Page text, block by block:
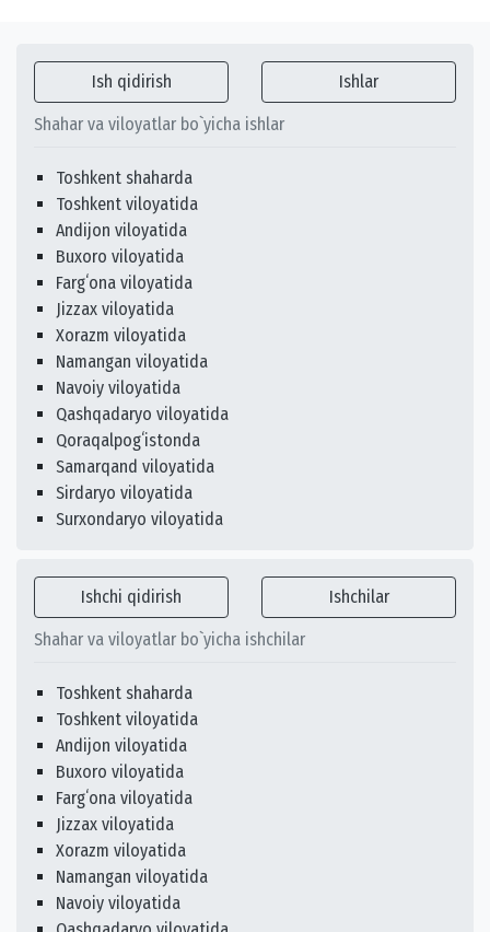
Ish qidirish Ishlar
Shahar va viloyatlar bo`yicha ishlar
Toshkent shaharda
Toshkent viloyatida
Andijon viloyatida
Buxoro viloyatida
Fargʻona viloyatida
Jizzax viloyatida
Xorazm viloyatida
Namangan viloyatida
Navoiy viloyatida
Qashqadaryo viloyatida
Qoraqalpogʻistonda
Samarqand viloyatida
Sirdaryo viloyatida
Surxondaryo viloyatida
Ishchi qidirish Ishchilar
Shahar va viloyatlar bo`yicha ishchilar
Toshkent shaharda
Toshkent viloyatida
Andijon viloyatida
Buxoro viloyatida
Fargʻona viloyatida
Jizzax viloyatida
Xorazm viloyatida
Namangan viloyatida
Navoiy viloyatida